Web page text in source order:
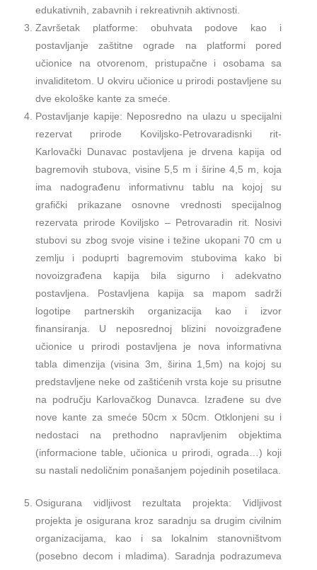
edukativnih, zabavnih i rekreativnih aktivnosti.
Završetak platforme: obuhvata podove kao i
postavljanje zaštitne ograde na platformi pored
učionice na otvorenom, pristupačne i osobama sa
invaliditetom. U okviru učionice u prirodi postavljene su
dve ekološke kante za smeće.
Postavljanje kapije: Neposredno na ulazu u specijalni
rezervat prirode Koviljsko-Petrovaradisnki rit-
Karlovački Dunavac postavljena je drvena kapija od
bagremovih stubova, visine 5,5 m i širine 4,5 m, koja
ima nadograđenu informativnu tablu na kojoj su
grafički prikazane osnovne vrednosti specijalnog
rezervata prirode Koviljsko – Petrovaradin rit. Nosivi
stubovi su zbog svoje visine i težine ukopani 70 cm u
zemlju i poduprti bagremovim stubovima kako bi
novoizgrađena kapija bila sigurno i adekvatno
postavljena. Postavljena kapija sa mapom sadrži
logotipe partnerskih organizacija kao i izvor
finansiranja. U neposrednoj blizini novoizgrađene
učionice u prirodi postavljena je nova informativna
tabla dimenzija (visina 3m, širina 1,5m) na kojoj su
predstavljene neke od zaštićenih vrsta koje su prisutne
na području Karlovačkog Dunavca. Izrađene su dve
nove kante za smeće 50cm x 50cm. Otklonjeni su i
nedostaci na prethodno napravljenim objektima
(informacione table, učionica u prirodi, ograda…) koji
su nastali nedoličnim ponašanjem pojedinih posetilaca.
Osigurana vidljivost rezultata projekta: Vidljivost
projekta je osigurana kroz saradnju sa drugim civilnim
organizacijama, kao i sa lokalnim stanovništvom
(posebno decom i mladima). Saradnja podrazumeva